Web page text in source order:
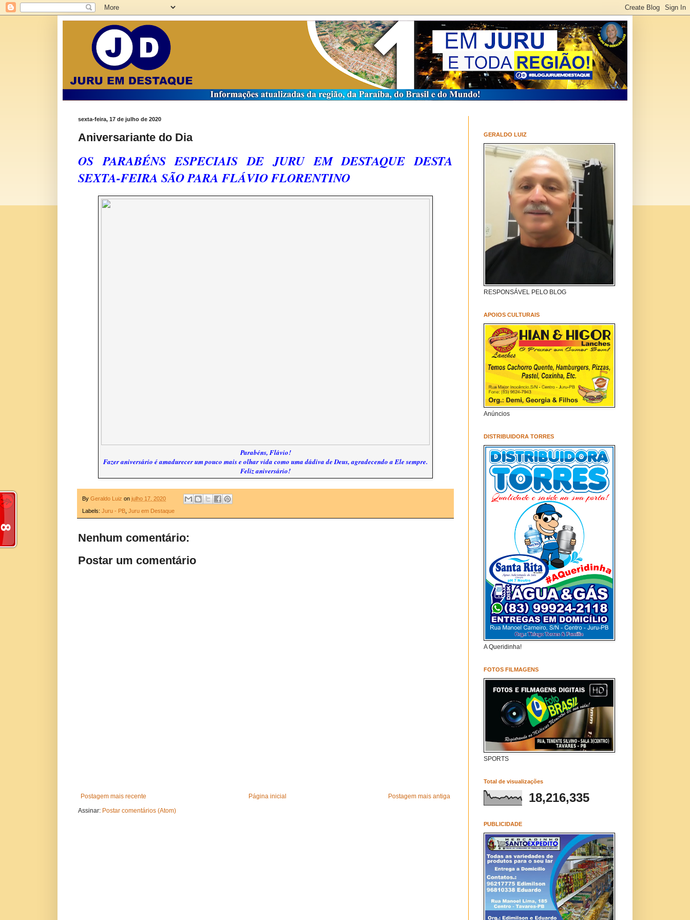
sexta-feira, 17 de julho de 2020
Aniversariante do Dia
OS PARABÉNS ESPECIAIS DE JURU EM DESTAQUE DESTA
SEXTA-FEIRA SÃO PARA FLÁVIO FLORENTINO
Parabéns, Flávio!
Fazer aniversário é amadurecer um pouco mais e olhar vida como uma dádiva de Deus, agradecendo a Ele sempre.
Feliz aniversário!
By Geraldo Luiz on julho 17, 2020
Labels: Juru - PB Juru em Destaque
Nenhum comentário:
Postar um comentário
Postagem mais recente Postagem mais antiga
Página inicial
Assinar: Postar comentários (Atom)
GERALDO LUIZ
RESPONSÁVEL PELO BLOG
APOIOS CULTURAIS
Anúncios
DISTRIBUIDORA TORRES
A Queridinha!
FOTOS FILMAGENS
SPORTS
Total de visualizações
18,216,335
PUBLICIDADE